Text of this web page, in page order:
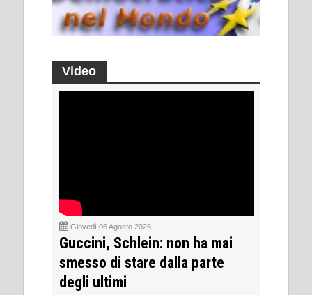
Video
Giovedì 06 Agosto 2026
Guccini, Schlein: non ha mai
smesso di stare dalla parte
degli ultimi